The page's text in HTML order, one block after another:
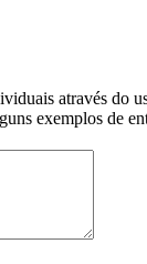
através
exemplos de